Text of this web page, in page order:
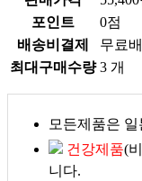
포인트
0점
배송비결제
무료
최대구매수량 3 개
모든제품은 일
건강제품(
니다.